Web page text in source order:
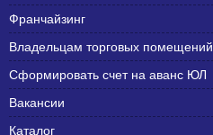
Франчайзинг
Владельцам торговых помещений
Сформировать счет на аванс ЮЛ
Вакансии
Каталог